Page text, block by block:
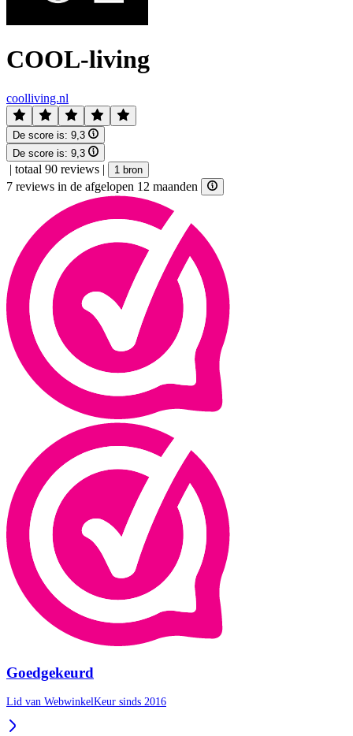
COOL-living
coolliving.nl
De score is: 9,3
De score is: 9,3
| totaal 90 reviews | 1 bron
7 reviews in de afgelopen 12 maanden
Goedgekeurd
Lid van WebwinkelKeur sinds 2016